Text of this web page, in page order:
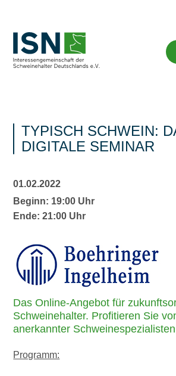
TYPISCH SCHWEIN:
DIGITALE SEMINAR
01.02.2022
Beginn: 19:00 Uhr
Ende: 21:00 Uhr
Das Online-Angebot für
Schweinehalter. Profitieren Sie
anerkannter
Programm: